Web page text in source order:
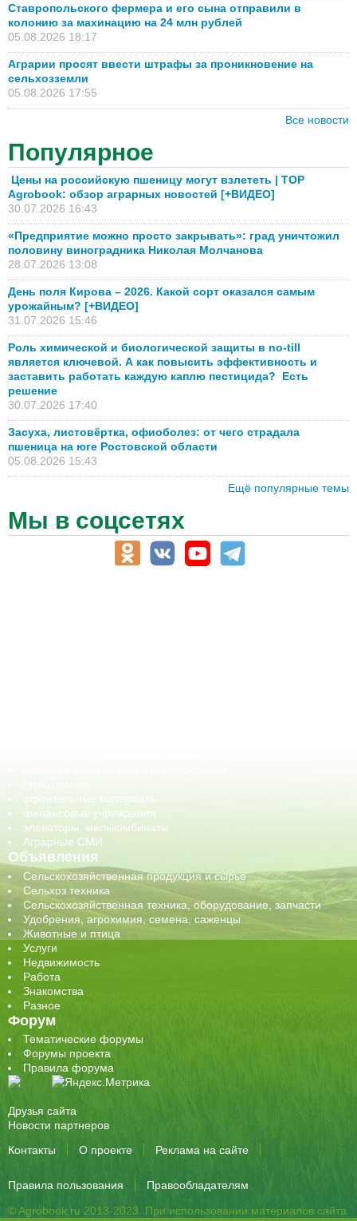
Ставропольского фермера и его сына отправили в
колонию за махинацию на 24 млн рублей
05.08.2026 18:17
Аграрии просят ввести штрафы за проникновение на
сельхозземли
05.08.2026 17:55
Все новости
Популярное
Цены на российскую пшеницу могут взлететь | TOP
Agrobook: обзор аграрных новостей [+ВИДЕО]
30.07.2026 16:43
«Предприятие можно просто закрывать»: град уничтожил
половину виноградника Николая Молчанова
28.07.2026 13:08
День поля Кирова – 2026. Какой сорт оказался самым
урожайным? [+ВИДЕО]
31.07.2026 15:46
Роль химической и биологической защиты в no-till
является ключевой. А как повысить эффективность и
заставить работать каждую каплю пестицида? Есть
решение
30.07.2026 17:40
Засуха, листовёртка, офиоболез: от чего страдала
пшеница на юге Ростовской области
05.08.2026 15:43
Ещё популярные темы
Мы в соцсетях
строительные материалы
финансовые учреждения
элеваторы, мелькомбинаты
Аграрные СМИ
Объявления
Сельскохозяйственная продукция и сырье
Сельхоз техника
Сельскохозяйственная техника, оборудование, запчасти
Удобрения, агрохимия, семена, саженцы
Животные и птица
Услуги
Недвижимость
Работа
Знакомства
Разное
Форум
Тематические форумы
Форумы проекта
Правила форума
Друзья сайта
Новости партнеров
Контакты
О проекте Реклама на сайте
Правила пользования
Правообладателям
© Agrobook.ru 2013-2023. При использовании материалов сайта